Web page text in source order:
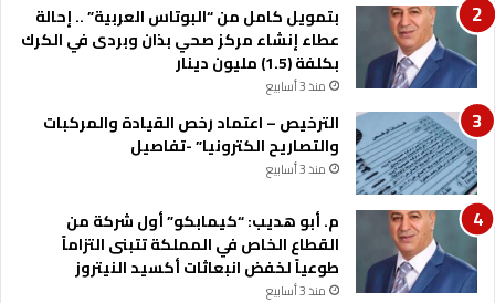
بتمويل كامل من “البوتاس العربية” .. إحالة
عطاء إنشاء مركز صحي بذان وبردى في الكرك
بكلفة (1.5) مليون دينار
منذ 3 أسابيع
الترخيص – اعتماد رخص القيادة والمركبات
والتصاريح الكترونيا” -تفاصيل
منذ 3 أسابيع
م. أبو هديب: “كيمابكو” أول شركة من
القطاع الخاص في المملكة تتبنى التزاماً
طوعياً لخفض انبعاثات أكسيد النيتروز
منذ 3 أسابيع